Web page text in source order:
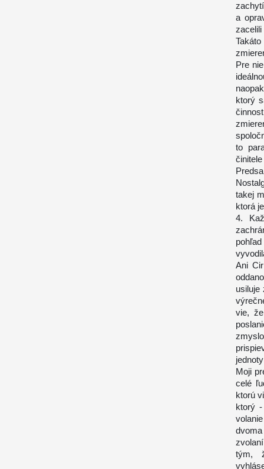
a
Pre
ktorý
to
takej
ktorá
4.
Ani
usiluje
vie,
Moji
celé
ktorú
ktorý
tým,